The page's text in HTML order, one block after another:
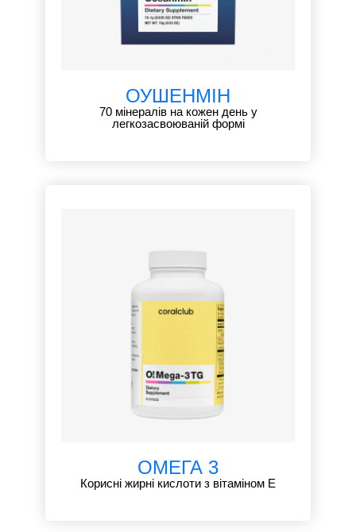
ОУШЕНМІН
70 мінералів на кожен день у
легкозасвоюваній формі
ОМЕГА 3
Корисні жирні кислоти з вітаміном Е